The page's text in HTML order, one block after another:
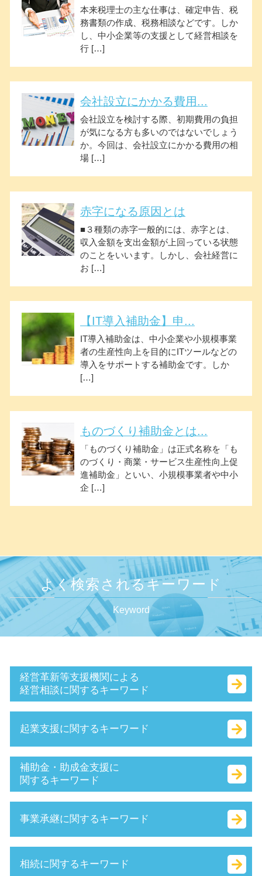
本来税理士の主な仕事は、確定申告、税
務書類の作成、税務相談などです。しか
し、中小企業等の支援として経営相談を
行 […]
会社設立にかかる費用...
会社設立を検討する際、初期費用の負担
が気になる方も多いのではないでしょう
か。今回は、会社設立にかかる費用の相
場 […]
赤字になる原因とは
■３種類の赤字一般的には、赤字とは、
収入金額を支出金額が上回っている状態
のことをいいます。しかし、会社経営に
お […]
【IT導入補助金】申...
IT導入補助金は、中小企業や小規模事業
者の生産性向上を目的にITツールなどの
導入をサポートする補助金です。しか
[…]
ものづくり補助金とは...
「ものづくり補助金」は正式名称を「も
のづくり・商業・サービス生産性向上促
進補助金」といい、小規模事業者や中小
企 […]
よく検索されるキーワード
Keyword
経営革新等支援機関による
経営相談に関するキーワード
企業組合 とは
事業計画書 とは
財務 分析
所得拡大促進税制 とは
経営革新等支援機関 とは
持続的発展
中小企業庁 認定 支援機関
認定経営革新等支援 機関 一覧
中小会計要領 とは
起業支援に関するキーワード
決算月 決め方
会社設立 費用
定款 事業 目的 とは
法人化 手続き
個人事業主 法人化 タイミング
増資 手続き
補助金・助成金支援に
関するキーワード
日本政策金融公庫 新創業融資制度
起業 補助金 とは
人事評価改善等助成金 とは
事業承継に関するキーワード
簡易 分割
相続に関するキーワード